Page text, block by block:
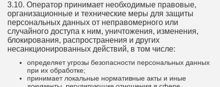
3.10. Оператор принимает необходимые правовые,
организационные и технические меры для защиты
персональных данных от неправомерного или
случайного доступа к ним, уничтожения, изменения,
блокирования, распространения и других
несанкционированных действий, в том числе:
определяет угрозы безопасности персональных данных
при их обработке;
принимает локальные нормативные акты и иные